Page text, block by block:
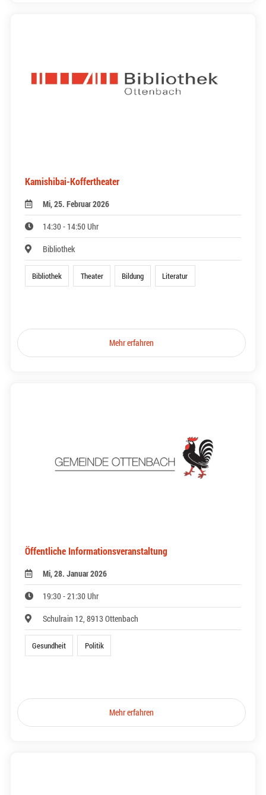
Kamishibai-Koffertheater
Mi, 25. Februar 2026
14:30 - 14:50 Uhr
Bibliothek
Bibliothek Theater Bildung Literatur
Mehr erfahren
Öffentliche Informationsveranstaltung
Mi, 28. Januar 2026
19:30 - 21:30 Uhr
Schulrain 12, 8913 Ottenbach
Gesundheit Politik
Mehr erfahren